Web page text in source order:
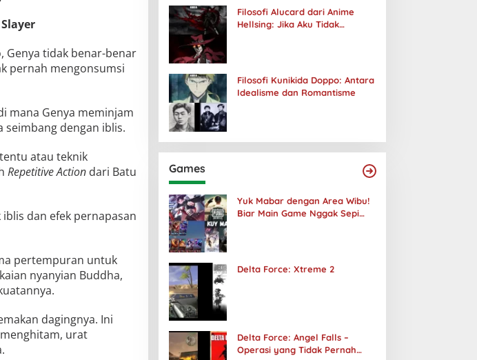
Genya tidak benar-benar
pernah mengonsumsi
mana Genya meminjam
dengan iblis.
atau teknik
Repetitive Actiondari Batu
dan efek pernapasan
pertempuran untuk
nyanyian Buddha,
dagingnya. Ini
urat
Filosofi Alucard dari Anime
Hellsing: Jika Aku Tidak
Filosofi Kunikida Doppo: Antara
Idealisme dan Romantisme
Games
Yuk Mabar dengan Area Wibu!
Biar Main Game Nggak Sepi
Delta Force: Xtreme 2
Delta Force: Angel Falls –
Operasi yang Tidak Pernah